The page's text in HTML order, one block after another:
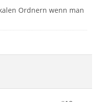
Ordnern wenn man